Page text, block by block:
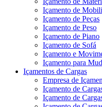
Içamento de
Içamento de Peças
Içamento de Peso
Içamento de Piano
Içamento de Sofá
Içamento e
Içamento para
Içamentos de Cargas
Empresa de
Içamento de
Içamento de